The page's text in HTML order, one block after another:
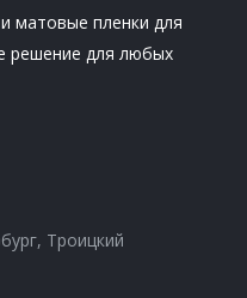
матовые пленки для
решение для любых
Троицкий